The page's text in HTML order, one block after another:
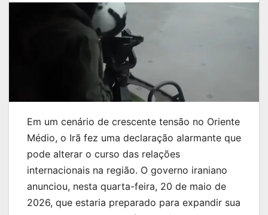
Em um cenário de crescente tensão no Oriente
Médio, o Irã fez uma declaração alarmante que
pode alterar o curso das relações
internacionais na região. O governo iraniano
anunciou, nesta quarta-feira, 20 de maio de
2026, que estaria preparado para expandir sua